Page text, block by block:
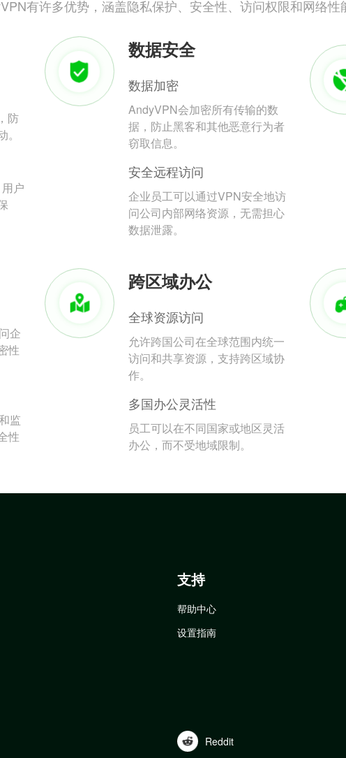
有许多优势，涵盖隐私保护、安全性、访问权限和网络性
防
户
数据安全
数据加密
AndyVPN会加密所有传输的数
据，防止黑客和其他恶意行为者
窃取信息。
安全远程访问
企业员工可以通过VPN安全地访
问公司内部网络资源，无需担心
数据泄露。
企
性
监
性
跨区域办公
全球资源访问
允许跨国公司在全球范围内统一
访问和共享资源，支持跨区域协
作。
多国办公灵活性
员工可以在不同国家或地区灵活
办公，而不受地域限制。
支持
帮助中心
设置指南
Reddit